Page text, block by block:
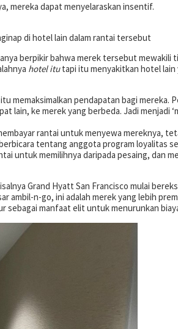
mereka dapat menyelaraskan insentif.
di hotel lain dalam rantai tersebut
berpikir bahwa merek tersebut
hotel itutapi itu menyakitkan hotel lain
memaksimalkan pendapatan bagi mereka.
lain, ke merek yang berbeda. Jadi menjadi
rantai untuk menyewa mereknya,
tentang anggota program loyalitas
untuk memilihnya daripada pesaing, dan
Grand Hyatt San Francisco mulai
ambil-n-go, ini adalah merek yang lebih
sebagai manfaat elit untuk menurunkan